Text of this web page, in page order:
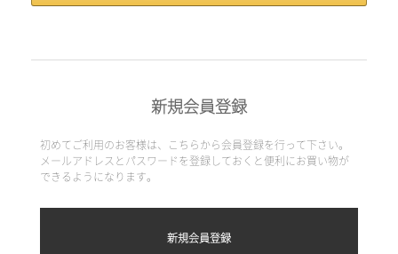
新規会員登録
初めてご利用のお客様は、こちらから会員登録を行って下さい。
メールアドレスとパスワードを登録しておくと便利にお買い物が
できるようになります。